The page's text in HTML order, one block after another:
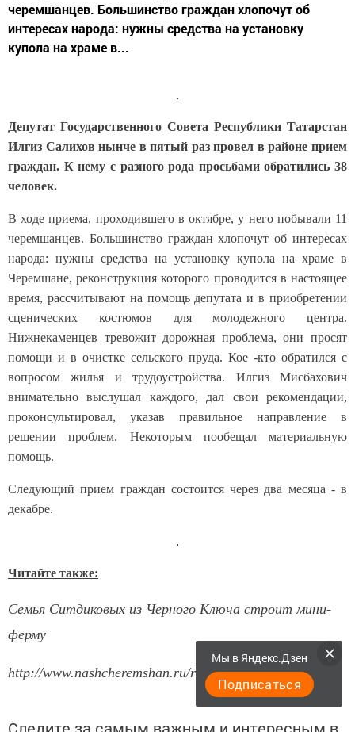
черемшанцев. Большинство граждан хлопочут об
интересах народа: нужны средства на установку
купола на храме в...
Депутат Государственного Совета Республики Татарстан
Илгиз Салихов нынче в пятый раз провел в районе прием
граждан. К нему с разного рода просьбами обратились 38
человек.
В ходе приема, проходившего в октябре, у него побывали 11
черемшанцев. Большинство граждан хлопочут об интересах
народа: нужны средства на установку купола на храме в
Черемшане, реконструкция которого проводится в настоящее
время, рассчитывают на помощь депутата и в приобретении
сценических костюмов для молодежного центра.
Нижнекаменцев тревожит дорожная проблема, они просят
помощи и в очистке сельского пруда. Кое -кто обратился с
вопросом жилья и трудоустройства. Илгиз Мисбахович
внимательно выслушал каждого, дал свои рекомендации,
проконсультировал, указав правильное направление в
решении проблем. Некоторым пообещал материальную
помощь.
Следующий прием граждан состоится через два месяца - в
декабре.
Читайте также:
Семья Ситдиковых из Черного Ключа строит мини-
ферму
http://www.nashcheremshan.ru/ru/the-news/item/17593
Мы в Яндекс.Дзен
Подписаться